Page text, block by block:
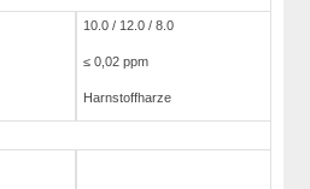
10.0 / 12.0 / 8.0
≤ 0,02 ppm
Harnstoffharze